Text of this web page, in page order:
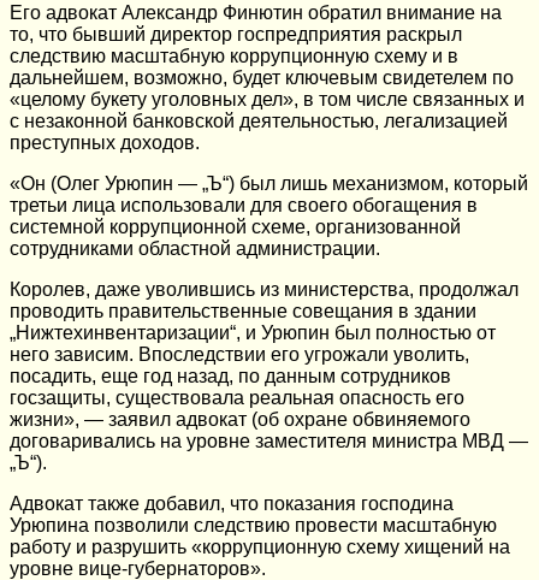
Его адвокат Александр Финютин обратил внимание на
то, что бывший директор госпредприятия раскрыл
следствию масштабную коррупционную схему и в
дальнейшем, возможно, будет ключевым свидетелем по
«целому букету уголовных дел», в том числе связанных и
с незаконной банковской деятельностью, легализацией
преступных доходов.
«Он (Олег Урюпин — „Ъ“) был лишь механизмом, который
третьи лица использовали для своего обогащения в
системной коррупционной схеме, организованной
сотрудниками областной администрации.
Королев, даже уволившись из министерства, продолжал
проводить правительственные совещания в здании
„Нижтехинвентаризации“, и Урюпин был полностью от
него зависим. Впоследствии его угрожали уволить,
посадить, еще год назад, по данным сотрудников
госзащиты, существовала реальная опасность его
жизни», — заявил адвокат (об охране обвиняемого
договаривались на уровне заместителя министра МВД —
„Ъ“).
Адвокат также добавил, что показания господина
Урюпина позволили следствию провести масштабную
работу и разрушить «коррупционную схему хищений на
уровне вице-губернаторов».